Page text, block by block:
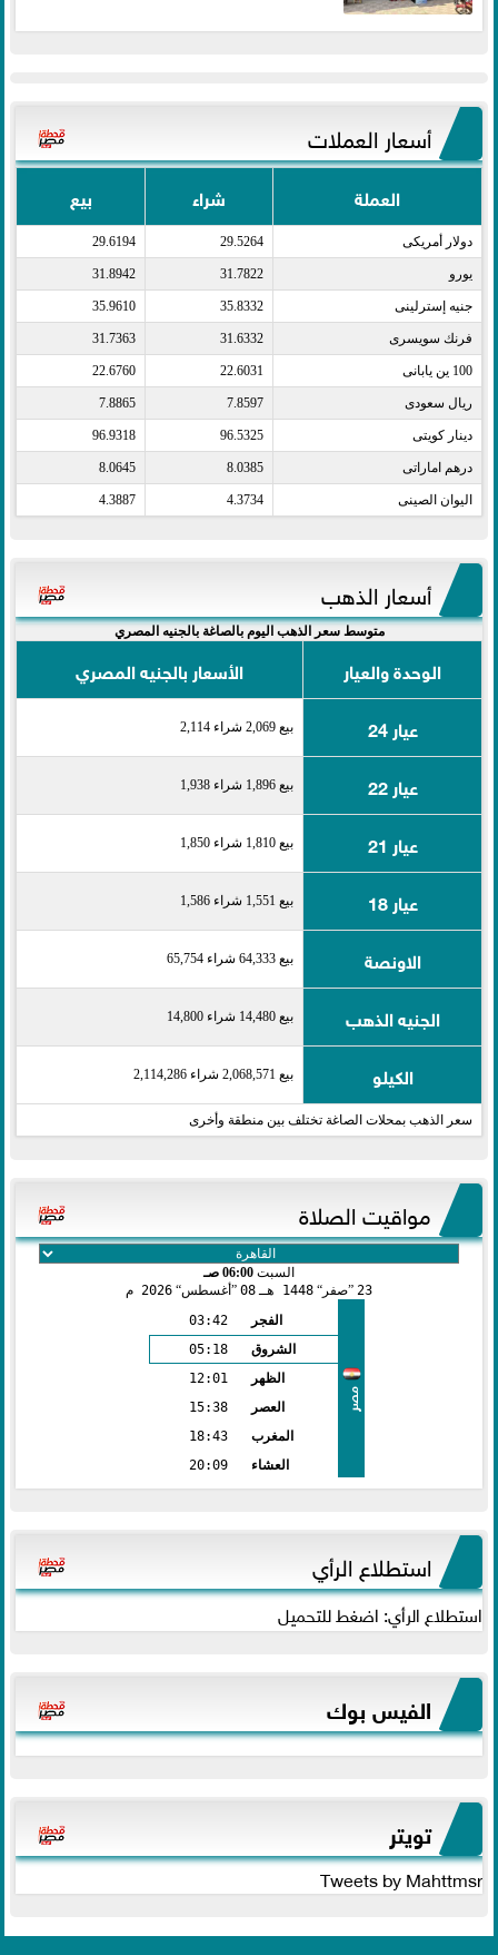
أسعار العملات
العملة شراء بيع
دولار أمريكى​ 29.5264
29.6194
يورو​ 31.7822
31.8942
جنيه إسترلينى​ 35.8332
35.9610
فرنك سويسرى​ 31.6332
31.7363
100 ين يابانى​ 22.6031
22.6760
ريال سعودى​ 7.8597
7.8865
دينار كويتى​ 96.5325
96.9318
درهم اماراتى​ 8.0385
8.0645
اليوان الصينى​ 4.3734
4.3887
أسعار الذهب
متوسط سعر الذهب اليوم بالصاغة بالجنيه المصري
الوحدة والعيار
الأسعار بالجنيه المصري
عيار 24
بيع 2,069 شراء 2,114
عيار 22 بيع 1,896 شراء 1,938
عيار 21 بيع 1,810 شراء 1,850
عيار 18 بيع 1,551 شراء 1,586
الاونصة بيع 64,333 شراء 65,754
الجنيه الذهب بيع 14,480 شراء 14,800
الكيلو بيع 2,068,571 شراء 2,114,286
سعر الذهب بمحلات الصاغة تختلف بين منطقة وأخرى
مواقيت الصلاة
السبت 06:00 صـ
23 صفر 1448 هـ 08 أغسطس 2026 م
مصر
الفجر
03:42
الشروق
05:18
الظهر
12:01
العصر
15:38
المغرب
18:43
العشاء
20:09
استطلاع الرأي
استطلاع الرأي: اضغط للتحميل
الفيس بوك
تويتر
Tweets by Mahttmsr